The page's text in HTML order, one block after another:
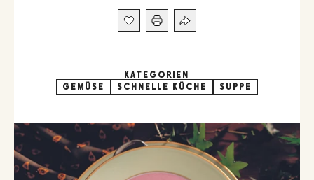
KATEGORIEN
GEMÜSE
SCHNELLE KÜCHE SUPPE